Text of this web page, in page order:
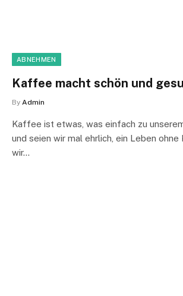
ABNEHMEN
Kaffee macht schön und
By Admin
Kaffee ist etwas, was einfach zu
und seien wir mal ehrlich, ein Leben
wir…